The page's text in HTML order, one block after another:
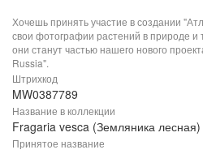
Хочешь принять участие в создании
свои фотографии растений в природе и
они станут частью нашего нового
Russia".
Штрихкод
MW0387789
Название в коллекции
Fragaria vesca (Земляника лесная)
Принятое название